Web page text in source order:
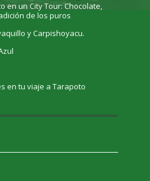
en un City Tour: Chocolate,
de los puros
y Carpishoyacu.
en tu viaje a Tarapoto